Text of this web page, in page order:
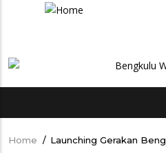
Home / Launching Gerakan